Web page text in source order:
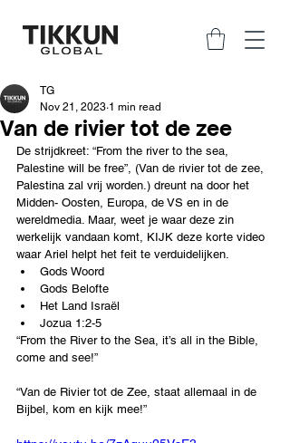
Van de rivier tot de zee
TG
Nov 21, 2023 1 min read
De strijdkreet: “From the river to the sea,
Palestine will be free”, (Van de rivier tot de zee,
Palestina zal vrij worden.) dreunt na door het
Midden- Oosten, Europa, de VS en in de
wereldmedia. Maar, weet je waar deze zin
werkelijk vandaan komt, KIJK deze korte video
waar Ariel helpt het feit te verduidelijken.
Gods Woord
Gods Belofte
Het Land Israël
Jozua 1:2-5
“From the River to the Sea, it’s all in the Bible,
come and see!”
“Van de Rivier tot de Zee, staat allemaal in de
Bijbel, kom en kijk mee!”